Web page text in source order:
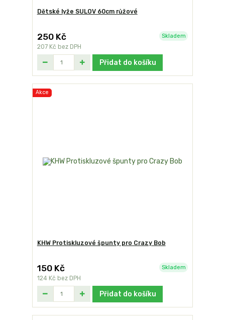
Dětské lyže SULOV 60cm růžové
250 Kč
207 Kč bez DPH
Skladem
Přidat do košíku
Akce
KHW Protiskluzové špunty pro Crazy Bob
150 Kč
124 Kč bez DPH
Skladem
Přidat do košíku